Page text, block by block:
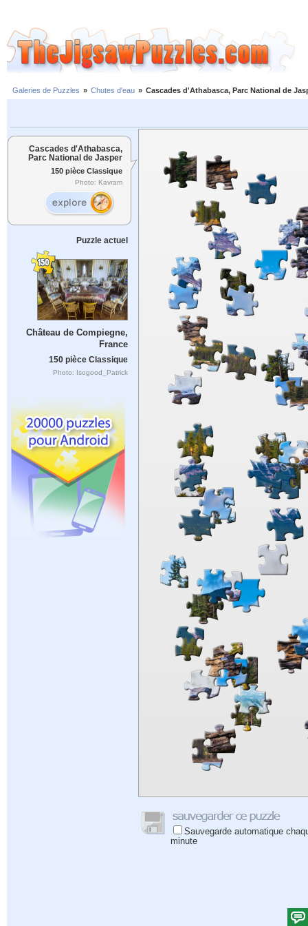
Galeries de Puzzles » Chutes d'eau » Cascades d'Athabasca, Parc National de
Cascades d'Athabasca,
Parc National de Jasper
150 pièce Classique
Photo: Kavram
Puzzle actuel
Château de Compiegne,
France
150 pièce Classique
Photo: Isogood_Patrick
Sauvegarde automatique
minute